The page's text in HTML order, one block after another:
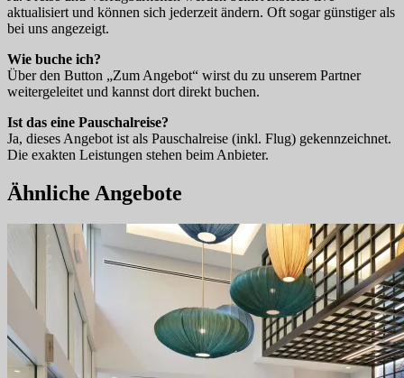
aktualisiert und können sich jederzeit ändern. Oft sogar günstiger als
bei uns angezeigt.
Wie buche ich?
Über den Button „Zum Angebot“ wirst du zu unserem Partner
weitergeleitet und kannst dort direkt buchen.
Ist das eine Pauschalreise?
Ja, dieses Angebot ist als Pauschalreise (inkl. Flug) gekennzeichnet.
Die exakten Leistungen stehen beim Anbieter.
Ähnliche Angebote